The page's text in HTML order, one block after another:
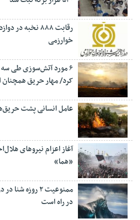
رقابت ۸۸۸ نخبه
خوارزمی
۶ مورد آتش‌سوزی طی سه
کرد/ مهار حریق همچنان
عامل انسانی پشت
آغاز اعزام نیروهای
«هما»
در راه است